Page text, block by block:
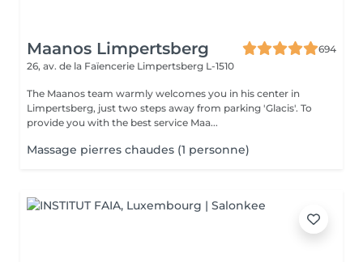
Maanos Limpertsberg
694
26, av. de la Faïencerie Limpertsberg L-1510
The Maanos team warmly welcomes you in his center in
Limpertsberg, just two steps away from parking 'Glacis'. To
provide you with the best service Maa...
Massage pierres chaudes (1 personne)